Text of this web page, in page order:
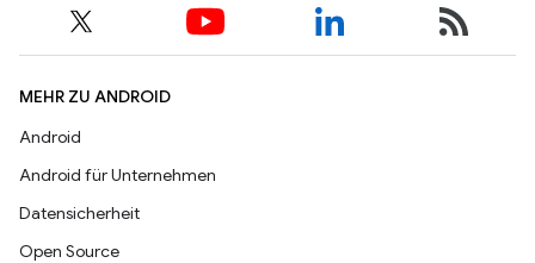
MEHR ZU ANDROID
Android
Android für Unternehmen
Datensicherheit
Open Source